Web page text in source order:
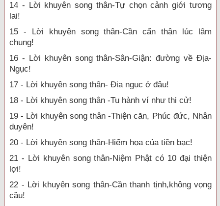
14 - Lời khuyên song thân-Tự chọn cảnh giới tương
lai!
15 - Lời khuyên song thân-Cần cẩn thận lúc lâm
chung!
16 - Lời khuyên song thân-Sân-Giận: đường về Địa-
Ngục!
17 - Lời khuyên song thân- Địa ngục ở đâu!
18 - Lời khuyên song thân -Tu hành ví như thi cử!
19 - Lời khuyên song thân -Thiện căn, Phúc đức, Nhân
duyên!
20 - Lời khuyên song thân-Hiểm họa của tiền bạc!
21 - Lời khuyên song thân-Niệm Phật có 10 đại thiện
lợi!
22 - Lời khuyên song thân-Cần thanh tịnh,không vọng
cầu!